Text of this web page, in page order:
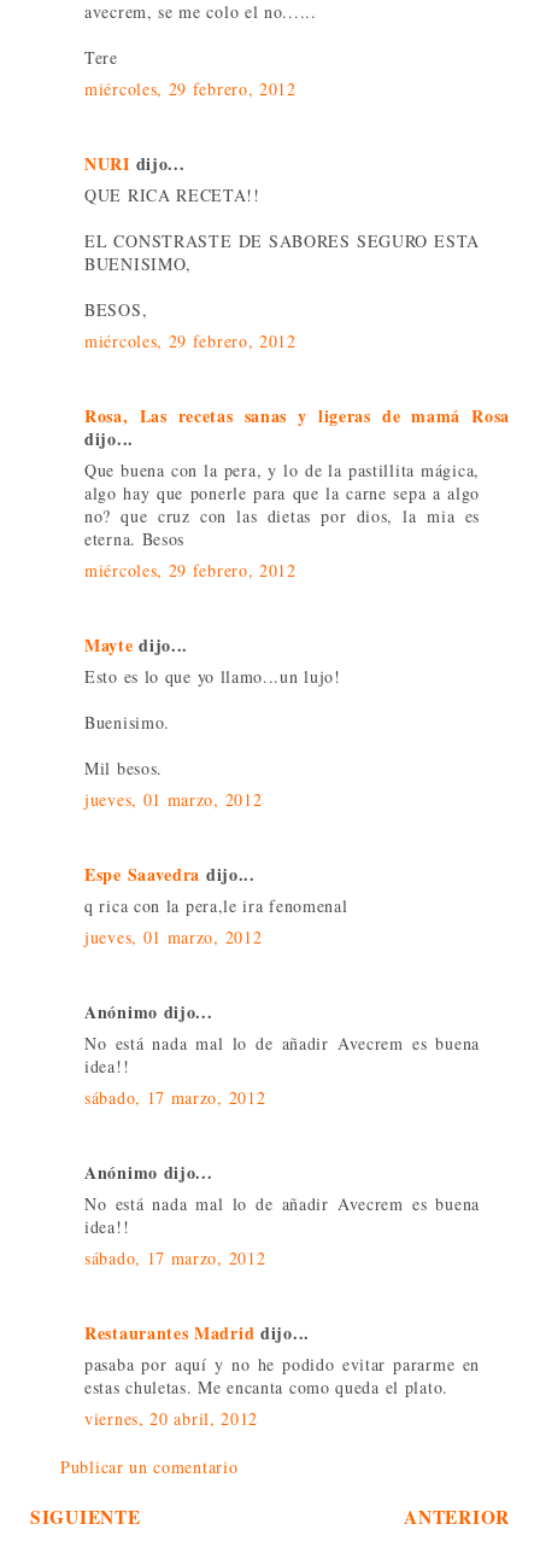
avecrem, se me colo el no......
Tere
miércoles, 29 febrero, 2012
NURI dijo...
QUE RICA RECETA!!
EL CONSTRASTE DE SABORES SEGURO ESTA
BUENISIMO,
BESOS,
miércoles, 29 febrero, 2012
Rosa, Las recetas sanas y ligeras de mamá Rosa
dijo...
Que buena con la pera, y lo de la pastillita mágica,
algo hay que ponerle para que la carne sepa a algo
no? que cruz con las dietas por dios, la mia es
eterna. Besos
miércoles, 29 febrero, 2012
Mayte dijo...
Esto es lo que yo llamo...un lujo!
Buenisimo.
Mil besos.
jueves, 01 marzo, 2012
Espe Saavedra dijo...
q rica con la pera,le ira fenomenal
jueves, 01 marzo, 2012
Anónimo dijo...
No está nada mal lo de añadir Avecrem es buena
idea!!
sábado, 17 marzo, 2012
Anónimo dijo...
No está nada mal lo de añadir Avecrem es buena
idea!!
sábado, 17 marzo, 2012
Restaurantes Madrid dijo...
pasaba por aquí y no he podido evitar pararme en
estas chuletas. Me encanta como queda el plato.
viernes, 20 abril, 2012
Publicar un comentario
SIGUIENTE ANTERIOR